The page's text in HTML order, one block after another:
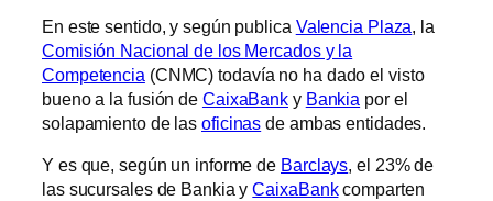
En este sentido, y según publica Valencia Plaza, la
Comisión Nacional de los Mercados y la
Competencia (CNMC) todavía no ha dado el visto
bueno a la fusión de CaixaBank y Bankia por el
solapamiento de las oficinas de ambas entidades.
Y es que, según un informe de Barclays, el 23% de
las sucursales de Bankia yCaixaBankcomparten